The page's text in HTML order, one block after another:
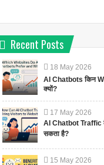
Recent Posts
18 May 2026
AI Chatbots किन
क्यों?
17 May 2026
AI Chatbot Traffic
सकता है?
15 May 2026